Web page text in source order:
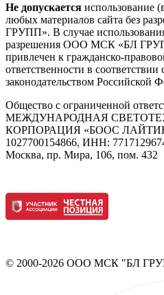
Не допускается использование
любых материалов сайта без
ГРУПП». В случае
разрешения ООО МСК «БЛ
привлечен к гражданско-
ответственности в
законодательством Российской
Общество с ограниченной
МЕЖДУНАРОДНАЯ
КОРПОРАЦИЯ «БООС
1027700154866, ИНН:
Москва, пр. Мира, 106, пом. 432
© 2000-2026 ООО МСК "БЛ